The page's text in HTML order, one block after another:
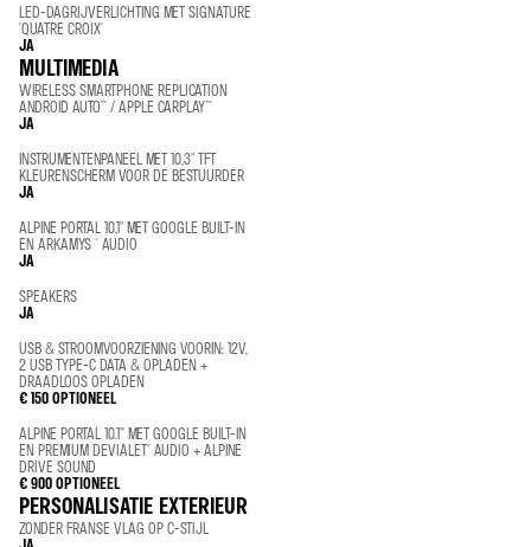
LED-DAGRIJVERLICHTING MET SIGNATURE
'QUATRE CROIX'
JA
MULTIMEDIA
WIRELESS SMARTPHONE REPLICATION
ANDROID AUTO™ / APPLE CARPLAY™
JA
INSTRUMENTENPANEEL MET 10,3" TFT
KLEURENSCHERM VOOR DE BESTUURDER
JA
ALPINE PORTAL 10,1" MET GOOGLE BUILT-IN
EN ARKAMYS ® AUDIO
JA
SPEAKERS
JA
USB & STROOMVOORZIENING VOORIN: 12V,
2 USB TYPE-C DATA & OPLADEN +
DRAADLOOS OPLADEN
€ 150OPTIONEEL
ALPINE PORTAL 10.1” MET GOOGLE BUILT-IN
EN PREMIUM DEVIALET® AUDIO + ALPINE
DRIVE SOUND
€ 900OPTIONEEL
PERSONALISATIE EXTERIEUR
ZONDER FRANSE VLAG OP C-STIJL